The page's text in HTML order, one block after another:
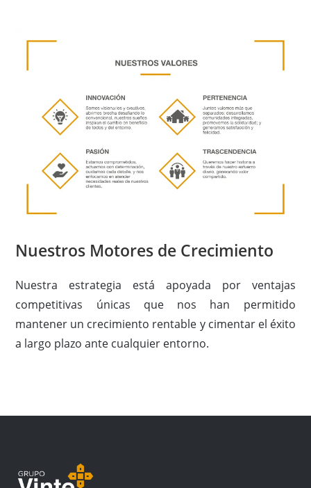
Nuestros Motores de Crecimiento
Nuestra estrategia está apoyada por ventajas
competitivas únicas que nos han permitido
mantener un crecimiento rentable y cimentar el éxito
a largo plazo ante cualquier entorno.